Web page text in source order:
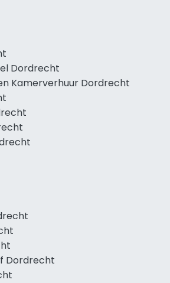
Dordrecht
Kamerverhuur Dordrecht
Dordrecht